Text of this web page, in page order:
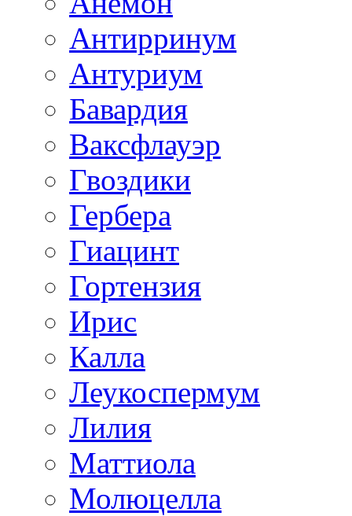
Антирринум
Антуриум
Бавардия
Ваксфлауэр
Гвоздики
Гербера
Гиацинт
Гортензия
Ирис
Калла
Леукоспермум
Лилия
Маттиола
Молюцелла